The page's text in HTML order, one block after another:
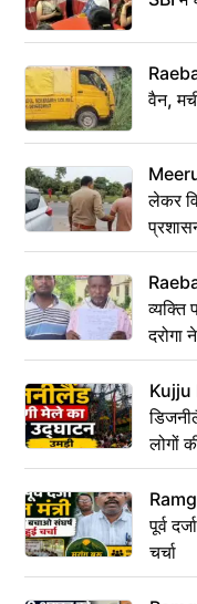
वैन,
लेकर
दरोगा
ठंडी!
Kujju
लोगों
पूर्व
चर्चा